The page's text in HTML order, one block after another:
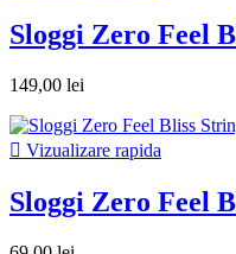
Sloggi Zero Feel
149,00 lei
 Vizualizare rapida
Sloggi Zero Feel